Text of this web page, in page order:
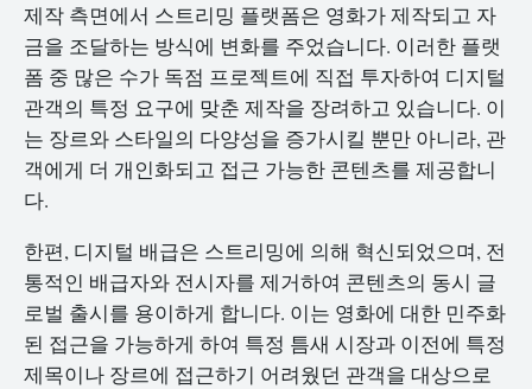
제작 측면에서 스트리밍 플랫폼은 영화가 제작되고 자
금을 조달하는 방식에 변화를 주었습니다. 이러한 플랫
폼 중 많은 수가 독점 프로젝트에 직접 투자하여 디지털
관객의 특정 요구에 맞춘 제작을 장려하고 있습니다. 이
는 장르와 스타일의 다양성을 증가시킬 뿐만 아니라, 관
객에게 더 개인화되고 접근 가능한 콘텐츠를 제공합니
다.
한편, 디지털 배급은 스트리밍에 의해 혁신되었으며, 전
통적인 배급자와 전시자를 제거하여 콘텐츠의 동시 글
로벌 출시를 용이하게 합니다. 이는 영화에 대한 민주화
된 접근을 가능하게 하여 특정 틈새 시장과 이전에 특정
제목이나 장르에 접근하기 어려웠던 관객을 대상으로